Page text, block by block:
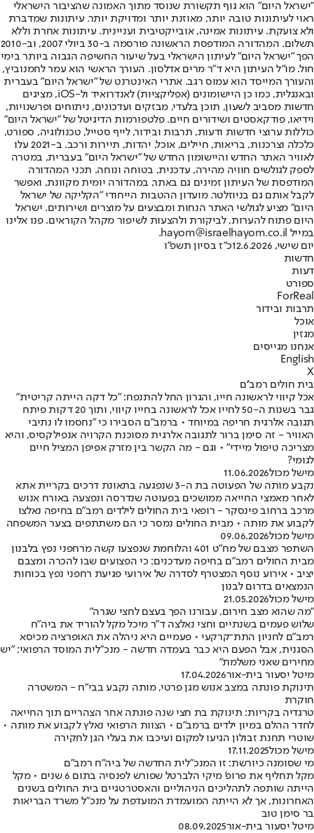
"ישראל היום" הוא גוף תקשורת שנוסד מתוך האמונה שהציבור הישראלי
ראוי לעיתונות טובה יותר, מאוזנת יותר ומדויקת יותר. עיתונות שמדברת
ולא צועקת. עיתונות אמינה, אובייקטיבית ועניינית. עיתונות אחרת וללא
תשלום. המהדורה המודפסת הראשונה פורסמה ב-30 ביולי 2007, וב-2010
הפך "ישראל היום" לעיתון הישראלי בעל שיעור החשיפה הגבוה ביותר בימי
חול. מו"ל העיתון היא ד"ר מרים אדלסון. העורך הראשי הוא עמר לחמנוביץ,
והעורך המייסד הוא עמוס רגב. אתרי האינטרנט של "ישראל היום" בעברית
ובאנגלית, כמו כן היישומונים (אפליקציות) לאנדרואיד ול-iOS, מציגים
חדשות מסביב לשעון, תוכן בלעדי, מבזקים ועדכונים, ניתוחים ופרשנויות,
וידיאו, פודקאסטים ושידורים חיים. פלטפורמות הדיגיטל של "ישראל היום"
כוללות ערוצי חדשות ודעות, תרבות ובידור, לייף סטייל, טכנולוגיה, ספורט,
כלכלה וצרכנות, בריאות, חיילים, אוכל, יהדות, תיירות ורכב. ב-2021 עלו
לאוויר האתר החדש והיישומון החדש של "ישראל היום" בעברית, במטרה
לספק לגולשים חוויה מהירה, עדכנית, בטוחה ונוחה. תכני המהדורה
המודפסת של העיתון זמינים גם באתר, במהדורה יומית מקוונת, ואפשר
לקבל אותם גם בניוזלטר. מועדון ההטבות הייחודי "הקליקה של ישראל
היום" מציע לגולשי האתר הנחות ומבצעים על מוצרים ושירותים. ישראל
היום פתוח להערות, לביקורת ולהצעות לשיפור מקהל הקוראים. פנו אלינו
במייל hayom@israelhayom.co.il.
יום שישי, 12.6.2026
כ"ז בסיון תשפ"ו
חדשות
דעות
ספורט
ForReal
תרבות ובידור
אוכל
מגזין
אנחנו מגייסים
English
X
בית חולים רמב''ם
אכל קיווי לראשונה חייו, והגרון החל להתנפח: "כל דקה הייתה קריטית"
גבר בשנות ה-50 לחייו אכל לראשונה בחייו קיווי, ותוך 20 דקות פיתח
תגובה אלרגית חריפה במיוחד • ברמב"ם הסבירו כי "נחסמו לו נתיבי
האוויר - זה סימן ברור לתגובה אלרגית מסוכנת הקרויה אנפילקסיס, והיא
מצריכה טיפול מיידי" • וגם - מה הקשר בין מזרק אפיפן המציל חיים
לגומי?
מישל מכול11.06.2026
נקבע מותה של הפעוטה בת ה-3 שנפגעה בתאונת דרכים בקריית אתא
לאחר מאמצי החייאה ממושכים בפעוטה שנדרסה ונפצעה באורח אנוש
מרכב ברחוב פינסקר - רופאי בית החולים לילדים רמב"ם בחיפה נאלצו
לקבוע את מותה • מבית החולים נמסר כי הם משתתפים בצער המשפחה
מישל מכול09.06.2026
השתפר מצבם של מח"ט 401 והלוחמת שנפצעו קשה מרחפני נפץ בלבנון
מבית החולים רמב"ם בחיפה מעדכנים: כי הפצועים שבו להכרה ומצבם
יציב • אירוע נוסף המצטרף לסדרה של אירועי פגיעת רחפני נפץ בכוחות
הנמצאים בדרום לבנון
מישל מכול21.05.2026
"מה שהוא מצב חירום, עבורנו הפך בעצם לחצי שגרה"
שלוש פעמים בשנתיים וחצי נאלצה ד"ר מיכל מקל להוריד את ביה"ח
רמב"ם לחניון התת־קרקעי • פעמיים היא ניהלה את האופרציה מכיסא
הסגנית, אבל הפעם היא כבר בעמדה חדשה - מנכ"לית המוסד הרפואי: "יש
מחירים שאני משלמת"
מיטל יסעור בית-אור17.04.2026
תינוקת פונתה במצב אנוש מגן פרטי, מותה נקבע בבי"ח - המשטרה
חוקרת
טרגדיה בקריות: תינוקת בת חצי שנה פונתה אחר הצהריים תוך החייאה
לחדר ההלם במיון ילדים ברמב"ם • הצוות הרפואי נאלץ לקבוע את מותה •
שוטרי תחנת זבולון הגיעו למקום ועיכבו את בעלי הגן לחקירה
מישל מכול17.11.2025
מי שסומנה כיורשת: זו המנכ"לית החדשה של ביה"ח רמב"ם
מקל תחליף את פרופ' מיקי הלברטל שפורש לפנסיה בתום 6 שנים • מקל
הייתה שותפה לתהליכים הניהוליים והאסטרטגיים בית החולים בשנים
האחרונות, אך לא הייתה המועמדת המועדפת על מנכ"ל משרד הבריאות
בר סימן טוב
מיטל יסעור בית-אור08.09.2025